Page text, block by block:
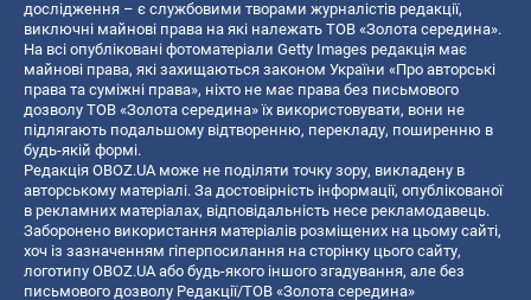
дослідження – є службовими творами журналістів редакції,
виключні майнові права на які належать ТОВ «Золота середина».
На всі опубліковані фотоматеріали Getty Images редакція має
майнові права, які захищаються законом України «Про авторські
права та суміжні права», ніхто не має права без письмового
дозволу ТОВ «Золота середина» їх використовувати, вони не
підлягають подальшому відтворенню, перекладу, поширенню в
будь-якій формі.
Редакція OBOZ.UA може не поділяти точку зору, викладену в
авторському матеріалі. За достовірність інформації, опублікованої
в рекламних матеріалах, відповідальність несе рекламодавець.
Заборонено використання матеріалів розміщених на цьому сайті,
хоч із зазначенням гіперпосилання на сторінку цього сайту,
логотипу OBOZ.UA або будь-якого іншого згадування, але без
письмового дозволу Редакції/ТОВ «Золота середина»